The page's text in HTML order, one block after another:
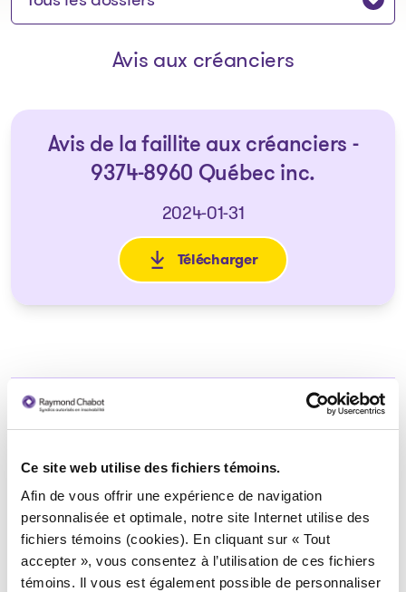
Ce site web utilise des fichiers témoins.
Afin de vous offrir une expérience de navigation
personnalisée et optimale, notre site Internet utilise des
fichiers témoins (cookies). En cliquant sur « Tout
accepter », vous consentez à l’utilisation de ces fichiers
témoins. Il vous est également possible de personnaliser
Avis aux créanciers
Avis de la faillite aux créanciers -
9374-8960 Québec inc.
2024-01-31
Télécharger
: Avis de la faillite aux
Syndic responsable du dossier